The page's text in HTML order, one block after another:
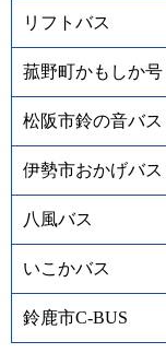
リフトバス
菰野町かもしか号
松阪市鈴の音バス
伊勢市おかげバス
八風バス
いこかバス
鈴鹿市C-BUS